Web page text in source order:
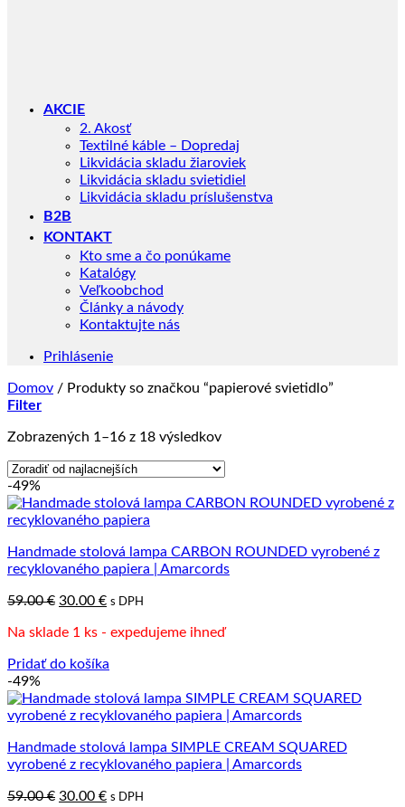
AKCIE
2. Akosť
Textilné káble – Dopredaj
Likvidácia skladu žiaroviek
Likvidácia skladu svietidiel
Likvidácia skladu príslušenstva
B2B
KONTAKT
Kto sme a čo ponúkame
Katalógy
Veľkoobchod
Články a návody
Kontaktujte nás
Prihlásenie
Domov / Produkty so značkou “papierové svietidlo”
Filter
Zobrazených 1–16 z 18 výsledkovZoradené
ceny:
najnižšej
-49%
Handmade stolová lampa CARBON ROUNDED vyrobené z
recyklovaného papiera | Amarcords
59.00€ Pôvodná
bola:
30.00 €Aktuálna
je:
s DPH
Na sklade 1 ks - expedujeme ihneď
Pridať do košíka
-49%
Handmade stolová lampa SIMPLE CREAM SQUARED
vyrobené z recyklovaného papiera | Amarcords
59.00€ Pôvodná
30.00 €Aktuálna
s DPH